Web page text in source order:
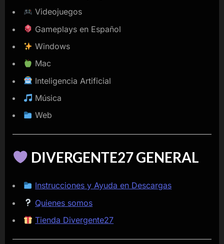
Videojuegos
Gameplays en Español
Windows
Mac
Inteligencia Artificial
Música
Web
DIVERGENTE27 GENERAL
Instrucciones y Ayuda en Descargas
Quienes somos
Tienda Divergente27